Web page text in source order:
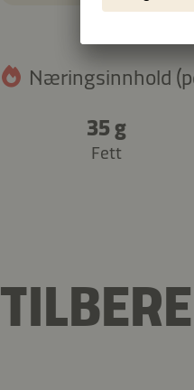
Næringsinnhold
35 g
Fett